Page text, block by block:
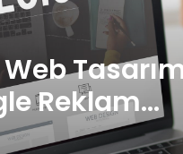
Web
Reklam
Önemi